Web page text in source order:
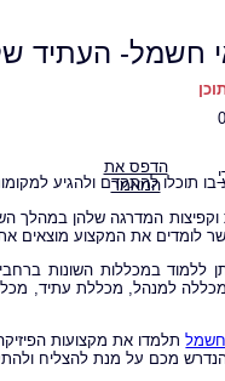
חשמל- העתיד
הדפס את
המאמר
תוכלו להתקדם ולהגיע
וקפיצות המדרגה שלהן במהלך
לומדים את המקצוע מוצאים
ללמוד במכללות השונות
למנהל, מכללת עתיד,
חשמלתלמדו את מקצועות
מכם על מנת להצליח